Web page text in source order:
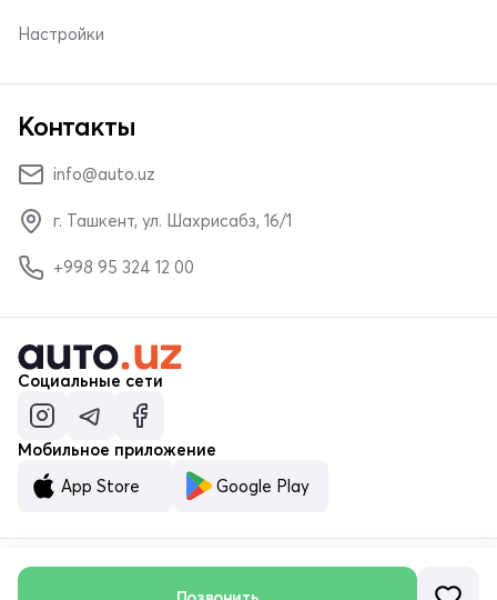
Настройки
Контакты
info@auto.uz
г. Ташкент, ул. Шахрисабз, 16/1
+998 95 324 12 00
Социальные сети
Мобильное приложение
App Store
Google Play